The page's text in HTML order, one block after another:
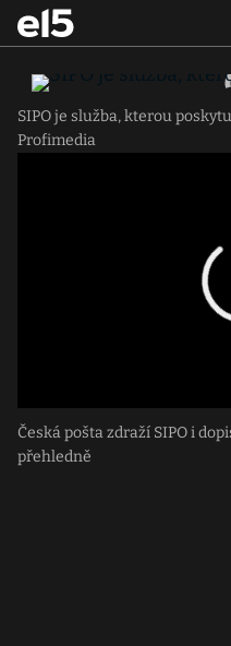
SIPO je služba, kterou
Profimedia
Česká pošta zdraží SIPO i
přehledně